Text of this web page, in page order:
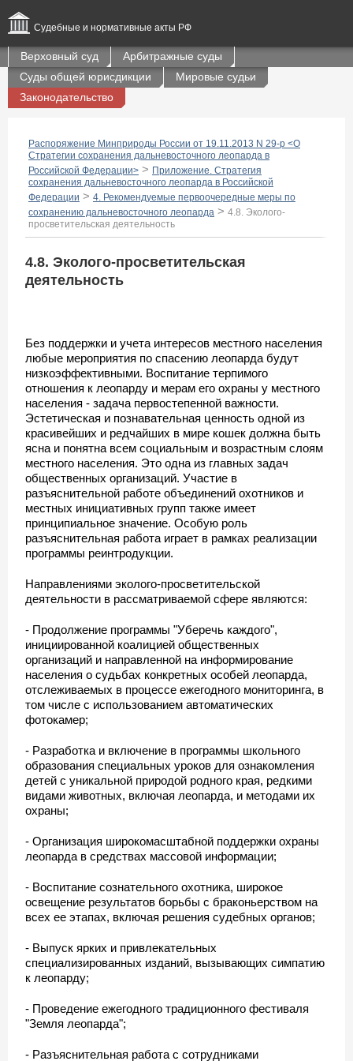
Судебные и нормативные акты РФ
Верховный суд
Арбитражные суды
Суды общей юрисдикции
Мировые судьи
Законодательство
Распоряжение Минприроды России от 19.11.2013 N 29-р <О
Стратегии сохранения дальневосточного леопарда в
Российской Федерации> > Приложение. Стратегия
сохранения дальневосточного леопарда в Российской
Федерации > 4. Рекомендуемые первоочередные меры по
сохранению дальневосточного леопарда > 4.8. Эколого-
просветительская деятельность
4.8. Эколого-просветительская
деятельность
Без поддержки и учета интересов местного населения
любые мероприятия по спасению леопарда будут
низкоэффективными. Воспитание терпимого
отношения к леопарду и мерам его охраны у местного
населения - задача первостепенной важности.
Эстетическая и познавательная ценность одной из
красивейших и редчайших в мире кошек должна быть
ясна и понятна всем социальным и возрастным слоям
местного населения. Это одна из главных задач
общественных организаций. Участие в
разъяснительной работе объединений охотников и
местных инициативных групп также имеет
принципиальное значение. Особую роль
разъяснительная работа играет в рамках реализации
программы реинтродукции.
Направлениями эколого-просветительской
деятельности в рассматриваемой сфере являются:
- Продолжение программы "Уберечь каждого",
инициированной коалицией общественных
организаций и направленной на информирование
населения о судьбах конкретных особей леопарда,
отслеживаемых в процессе ежегодного мониторинга, в
том числе с использованием автоматических
фотокамер;
- Разработка и включение в программы школьного
образования специальных уроков для ознакомления
детей с уникальной природой родного края, редкими
видами животных, включая леопарда, и методами их
охраны;
- Организация широкомасштабной поддержки охраны
леопарда в средствах массовой информации;
- Воспитание сознательного охотника, широкое
освещение результатов борьбы с браконьерством на
всех ее этапах, включая решения судебных органов;
- Выпуск ярких и привлекательных
специализированных изданий, вызывающих симпатию
к леопарду;
- Проведение ежегодного традиционного фестиваля
"Земля леопарда";
- Разъяснительная работа с сотрудниками